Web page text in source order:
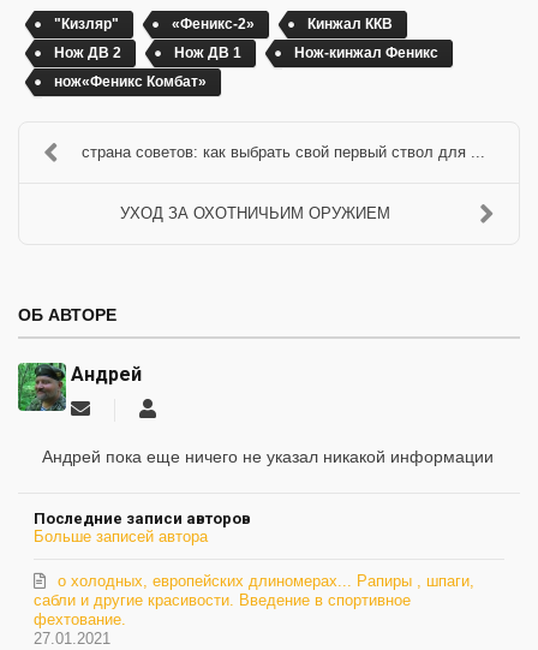
"Кизляр" «Феникс-2»
Кинжал ККВ
Нож ДВ 2
Нож ДВ 1
Нож-кинжал Феникс
нож«Феникс Комбат»
страна советов: как выбрать свой первый ствол для ...
УХОД ЗА ОХОТНИЧЬИМ ОРУЖИЕМ
ОБ АВТОРЕ
Андрей
Подписаться
обновление
Андрей
Андрей пока еще ничего не указал никакой информации
Последние записи авторов
Больше записей автора
27.01.2021
о холодных, европейских длиномерах... Рапиры , шпаги,
сабли и другие красивости. Введение в спортивное
фехтование.